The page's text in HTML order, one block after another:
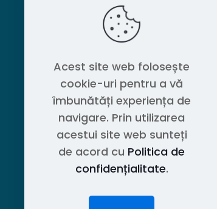
Politica de confidențialitate
Contact OEM LOGISTIC DPG
Acest site web folosește
cookie-uri pentru a vă
îmbunătăți experiența de
navigare. Prin utilizarea
acestui site web sunteți
de acord cu Politica de
confidențialitate.